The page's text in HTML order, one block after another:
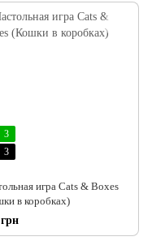
3
3
игра Cats & Boxes
в коробках)